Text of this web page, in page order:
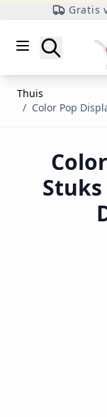
Gratis
Zoeken
Thuis
/ Color Pop